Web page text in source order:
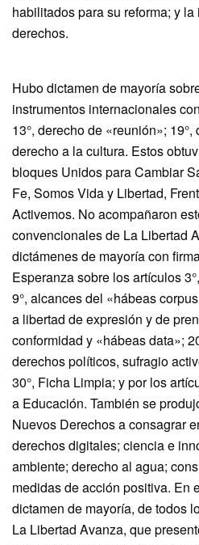
habilitados para su reforma; y
derechos.
Hubo dictamen de mayoría
instrumentos internacionales
13°, derecho de «reunión»;
derecho a la cultura. Estos
bloques Unidos para Cambiar
Fe, Somos Vida y Libertad,
Activemos. No acompañaron
convencionales de La Libertad
dictámenes de mayoría con
Esperanza sobre los artículos
9°, alcances del «hábeas
a libertad de expresión y de
conformidad y «hábeas data»;
derechos políticos, sufragio
30°, Ficha Limpia; y por los
a Educación. También se
Nuevos Derechos a consagrar
derechos digitales; ciencia e
ambiente; derecho al agua;
medidas de acción positiva. En
dictamen de mayoría, de todos
La Libertad Avanza, que